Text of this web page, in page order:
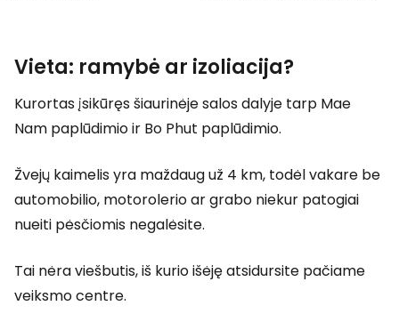
Vieta: ramybė ar izoliacija?
Kurortas įsikūręs šiaurinėje salos dalyje tarp Mae
Nam paplūdimio ir Bo Phut paplūdimio.
Žvejų kaimelis yra maždaug už 4 km, todėl vakare be
automobilio, motorolerio ar grabo niekur patogiai
nueiti pėsčiomis negalėsite.
Tai nėra viešbutis, iš kurio išėję atsidursite pačiame
veiksmo centre.